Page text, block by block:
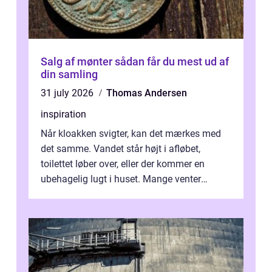
Salg af mønter sådan får du mest ud af
din samling
31 july 2026
Thomas Andersen
inspiration
Når kloakken svigter, kan det mærkes med
det samme. Vandet står højt i afløbet,
toilettet løber over, eller der kommer en
ubehagelig lugt i huset. Mange venter